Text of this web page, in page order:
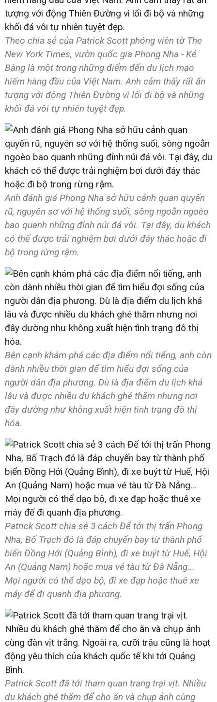
Theo chia sẻ của Patrick Scott phóng viên tờ The
New York Times, vườn quốc gia Phong Nha - Kẻ
Bàng là một trong những điểm đến du lịch mạo
hiểm hàng đầu của Việt Nam. Anh cảm thấy rất ấn
tượng với động Thiên Đường vì lối đi bộ và những
khối đá vôi tự nhiên tuyệt đẹp.
Anh đánh giá Phong Nha sở hữu cảnh quan quyến
rũ, nguyên sơ với hệ thống suối, sông ngoằn ngoèo
bao quanh những đỉnh núi đá vôi. Tại đây, du khách
có thể được trải nghiệm bơi dưới đáy thác hoặc đi
bộ trong rừng rậm.
Bên cạnh khám phá các địa điểm nổi tiếng, anh còn
dành nhiều thời gian để tìm hiểu đợi sống của
người dân địa phương. Dù là địa điểm du lịch khá
lâu và được nhiều du khách ghé thăm nhưng nơi
đây dường như không xuất hiện tình trạng đô thị
hóa.
Patrick Scott chia sẻ 3 cách Để tới thị trấn Phong
Nha, Bố Trạch đó là đáp chuyến bay từ thành phố
biển Đồng Hới (Quảng Bình), đi xe buýt từ Huế, Hội
An (Quảng Nam) hoặc mua vé tàu từ Đà Nẵng...
Mọi người có thể dạo bộ, đi xe đạp hoặc thuê xe
máy để đi quanh địa phương.
Patrick Scott đã tới tham quan trang trại vịt. Nhiều
du khách ghé thăm để cho ăn và chụp ảnh cùng